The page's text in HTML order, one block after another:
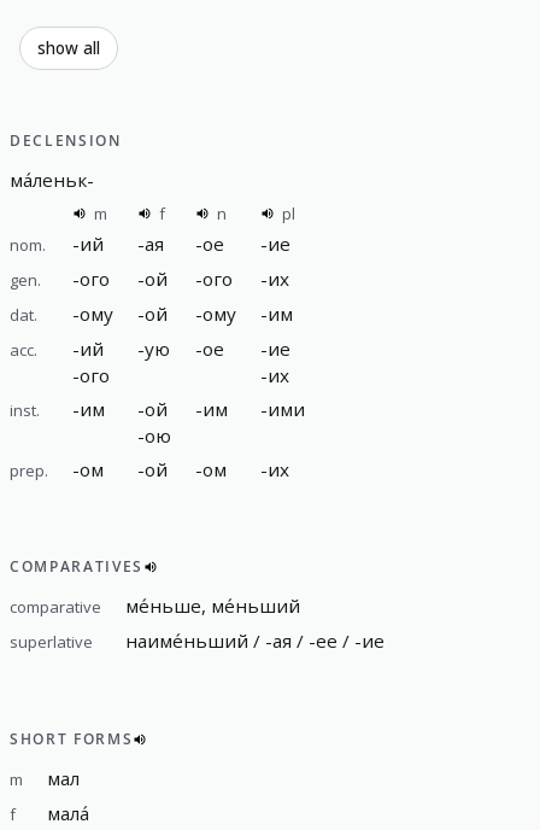
show all
DECLENSION
ма́леньк-
m f n
pl
nom.
-ий -ая -ое -ие
gen. -ого -ой -ого -их
dat. -ому -ой -ому -им
acc. -ий
-ого
-ую -ое -ие
-их
inst. -им -ой
-ою
-им -ими
prep. -ом -ой -ом -их
COMPARATIVES
comparative ме́ньше, ме́ньший
superlative наиме́ньший / -ая / -ее / -ие
SHORT FORMS
m мал
f мала́